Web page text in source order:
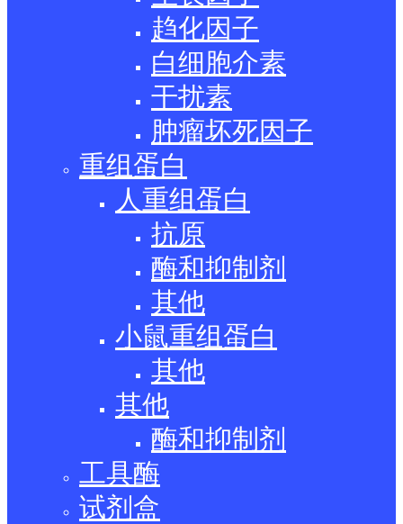
趋化因子
白细胞介素
干扰素
肿瘤坏死因子
重组蛋白
人重组蛋白
抗原
酶和抑制剂
其他
小鼠重组蛋白
其他
其他
酶和抑制剂
工具酶
试剂盒